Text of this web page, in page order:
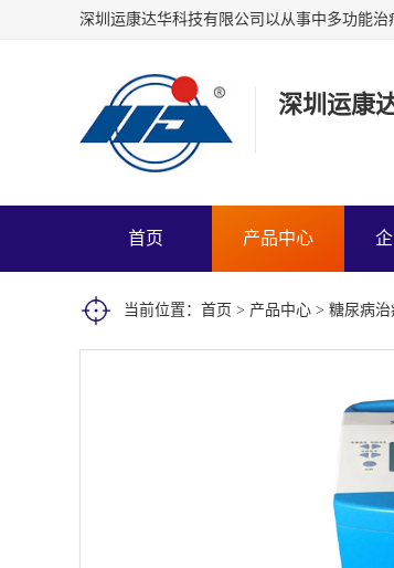
深圳运康
首页 产品中心
当前位置： 首页 > 产品中心 > 糖尿病治